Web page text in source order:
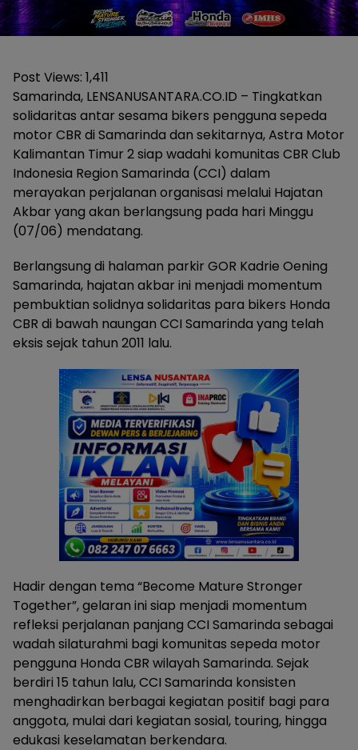
Post Views: 1,411
Samarinda, LENSANUSANTARA.CO.ID – Tingkatkan
solidaritas antar sesama bikers pengguna sepeda
motor CBR di Samarinda dan sekitarnya, Astra Motor
Kalimantan Timur 2 siap wadahi komunitas CBR Club
Indonesia Region Samarinda (CCI) dalam
merayakan perjalanan organisasi melalui Hajatan
Akbar yang akan berlangsung pada hari Minggu
(07/06) mendatang.
Berlangsung di halaman parkir GOR Kadrie Oening
Samarinda, hajatan akbar ini menjadi momentum
pembuktian solidnya solidaritas para bikers Honda
CBR di bawah naungan CCI Samarinda yang telah
eksis sejak tahun 2011 lalu.
Hadir dengan tema “Become Mature Stronger
Together”, gelaran ini siap menjadi momentum
refleksi perjalanan panjang CCI Samarinda sebagai
wadah silaturahmi bagi komunitas sepeda motor
pengguna Honda CBR wilayah Samarinda. Sejak
berdiri 15 tahun lalu, CCI Samarinda konsisten
menghadirkan berbagai kegiatan positif bagi para
anggota, mulai dari kegiatan sosial, touring, hingga
edukasi keselamatan berkendara.